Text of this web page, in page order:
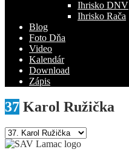
Ihrisko DNV
Ihrisko Rača
Blog
Foto Dňa
Video
Kalendár
Download
Zápis
37 Karol Ružička